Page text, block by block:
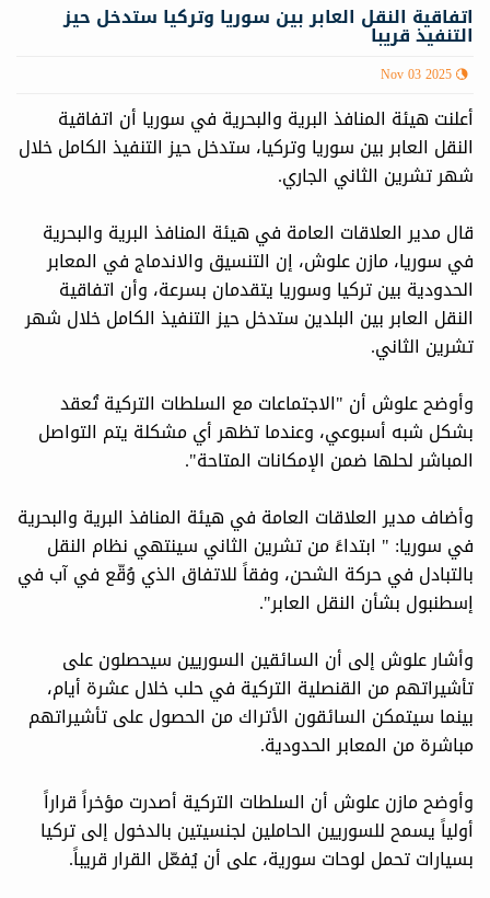
اتفاقية النقل العابر بين سوريا وتركيا ستدخل حيز
التنفيذ قريبا
Nov 03 2025
أعلنت هيئة المنافذ البرية والبحرية في سوريا أن اتفاقية
النقل العابر بين سوريا وتركيا، ستدخل حيز التنفيذ الكامل خلال
شهر تشرين الثاني الجاري.
قال مدير العلاقات العامة في هيئة المنافذ البرية والبحرية
في سوريا، مازن علوش، إن التنسيق والاندماج في المعابر
الحدودية بين تركيا وسوريا يتقدمان بسرعة، وأن اتفاقية
النقل العابر بين البلدين ستدخل حيز التنفيذ الكامل خلال شهر
تشرين الثاني.
وأوضح علوش أن "الاجتماعات مع السلطات التركية تُعقد
بشكل شبه أسبوعي، وعندما تظهر أي مشكلة يتم التواصل
المباشر لحلها ضمن الإمكانات المتاحة".
وأضاف مدير العلاقات العامة في هيئة المنافذ البرية والبحرية
في سوريا: " ابتداءً من تشرين الثاني سينتهي نظام النقل
بالتبادل في حركة الشحن، وفقاً للاتفاق الذي وُقّع في آب في
إسطنبول بشأن النقل العابر".
وأشار علوش إلى أن السائقين السوريين سيحصلون على
تأشيراتهم من القنصلية التركية في حلب خلال عشرة أيام،
بينما سيتمكن السائقون الأتراك من الحصول على تأشيراتهم
مباشرة من المعابر الحدودية.
وأوضح مازن علوش أن السلطات التركية أصدرت مؤخراً قراراً
أولياً يسمح للسوريين الحاملين لجنسيتين بالدخول إلى تركيا
بسيارات تحمل لوحات سورية، على أن يُفعّل القرار قريباً.